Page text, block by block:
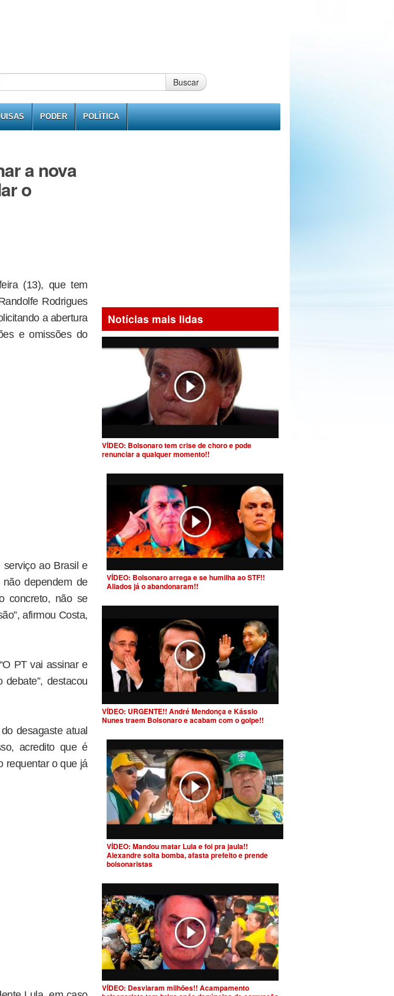
Buscar
PODER POLÍTICA
a nova
o
(13), que tem
Rodrigues
a abertura
e omissões do
serviço ao Brasil e
dependem de
concreto, não se
afirmou Costa,
PT vai assinar e
destacou
desagaste atual
acredito que é
requentar o que já
Notícias mais lidas
VÍDEO: Bolsonaro tem crise de choro e pode
renunciar a qualquer momento!!
VÍDEO: Bolsonaro arrega e se humilha ao STF!!
Aliados já o abandonaram!!
VÍDEO: URGENTE!! André Mendonça e Kássio
Nunes traem Bolsonaro e acabam com o golpe!!
VÍDEO: Mandou matar Lula e foi pra jaula!!
Alexandre solta bomba, afasta prefeito e prende
bolsonaristas
VÍDEO: Desviaram milhões!! Acampamento